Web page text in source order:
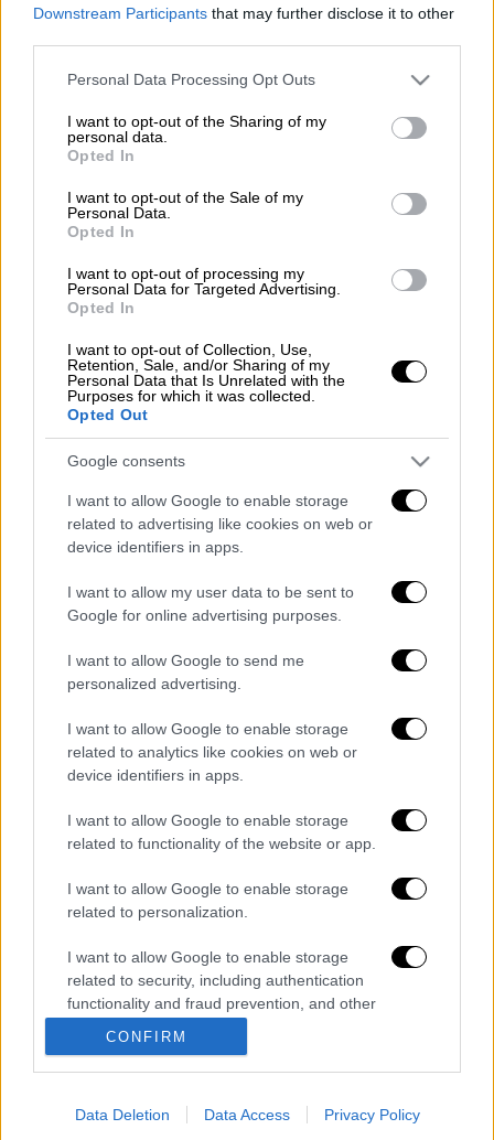
Downstream Participants that may further disclose it to other
Please note that this website/app uses one or more Google
not limited to your visit or usage behaviour. You may click to
grant or deny consent to Google and its third-party tags to
use your data for below specified purposes in below Google
consent section.
Personal Data Processing Opt Outs
I want to opt-out of the Sharing of my
personal data.
Opted In
I want to opt-out of the Sale of my
Personal Data.
Opted In
I want to opt-out of processing my
Personal Data for Targeted Advertising.
Opted In
I want to opt-out of Collection, Use,
Retention, Sale, and/or Sharing of my
Personal Data that Is Unrelated with the
Purposes for which it was collected.
Opted Out
Google consents
I want to allow Google to enable storage
related to advertising like cookies on web or
device identifiers in apps.
I want to allow my user data to be sent to
Google for online advertising purposes.
I want to allow Google to send me
personalized advertising.
I want to allow Google to enable storage
related to analytics like cookies on web or
device identifiers in apps.
I want to allow Google to enable storage
related to functionality of the website or app.
I want to allow Google to enable storage
related to personalization.
I want to allow Google to enable storage
related to security, including authentication
functionality and fraud prevention, and other
CONFIRM
Data Deletion Data Access Privacy Policy
Μάλιστα, σύμφωνα με πληροφορίες, μέσα
στιςεπόμενες ώρεςαναμένεται ναλάβει
εξιτήριοαπό το ιδιωτικόθεραπευτήριο, στο
Διονύσης Σαββόπουλος
νοσηλεία του μεκορονοϊό προκάλεσε
μεγάλη ανησυχία στους
ωστόσο σύμφωνα με τις τελευταίες
πληροφορίες έχει διαφύγει τον
κίνδυνο
επόμενες ώρες αναμένεται να κάνει
αξονικήγια ναφανείαν υπάρχει κάποιο άλλο
πρόβλημα με την υγεία του, το οποίο δεν
έχει φανεί από τις
ΟΛΕΣ ΟΙ ΕΙΔΗΣΕΙΣ
Γεωργούλης: Πότε αναμένεται η
διαδικασία άρσης της ασυλίας του - Οι
επικοινωνίες με τη Μέτσολα και τα
επόμενα βήματα
χρήστες από τα κινητά τους - Τρία
βήματα για να προστατευτείτε
Έρχεται νέο κύμα κακοκαιρίας με
βροχές και καταιγίδες - Η πρόγνωση
από τον Κλέαρχο Μαρουσάκη
Πέταξε η επιστροφή φόρου για πάνω
από 10.000 οφειλέτες - Ερχονται
Διαβάστε ακόμη
Επιστήμονες ανακάλυψαν τον τέταρτο
γνωστό τύπο μεταδοτικού καρκίνου στον
κόσμο
Μουντιάλ 2026: «Θα ανατινάξω τον Μέσι με